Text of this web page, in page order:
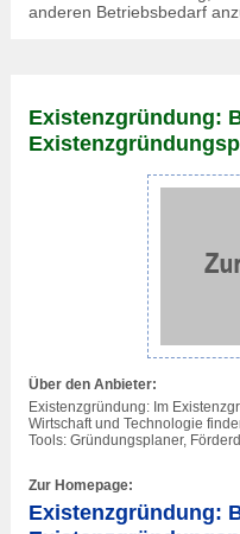
anderen Betriebsbedarf
Existenzgründung:
Über den Anbieter:
Existenzgründung: Im
Wirtschaft und Technologie
Tools: Gründungsplaner,
Zur Homepage:
Existenzgründung: